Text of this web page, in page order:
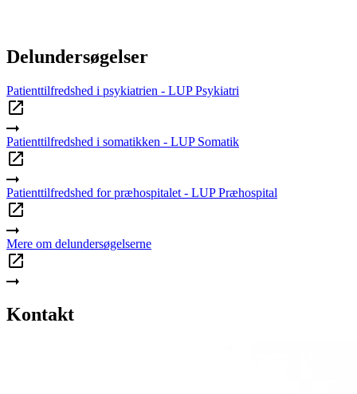
Delundersøgelser
Patienttilfredshed i psykiatrien - LUP Psykiatri
Patienttilfredshed i somatikken - LUP Somatik
Patienttilfredshed for præhospitalet - LUP Præhospital
Mere om delundersøgelserne
Kontakt